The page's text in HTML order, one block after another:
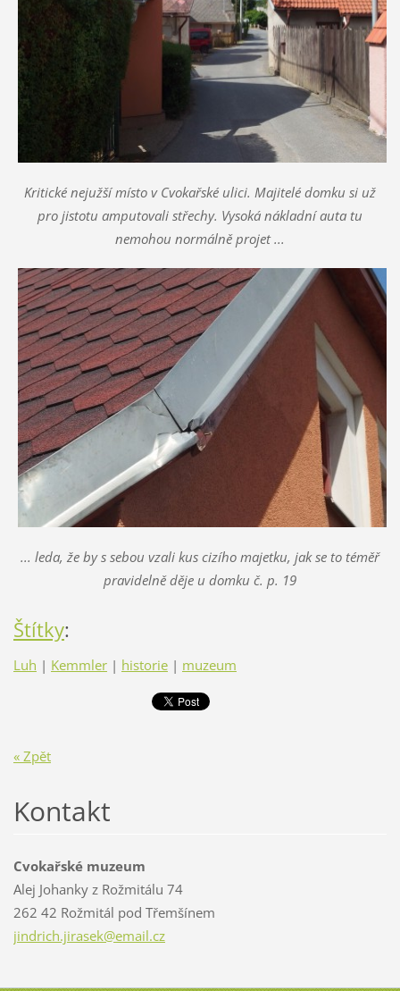
Kritické nejužší místo v Cvokařské ulici. Majitelé domku si už
pro jistotu amputovali střechy. Vysoká nákladní auta tu
nemohou normálně projet ...
... leda, že by s sebou vzali kus cizího majetku, jak se to téměř
pravidelně děje u domku č. p. 19
Štítky:
Luh | Kemmler | historie | muzeum
« Zpět
Kontakt
Cvokařské muzeum
Alej Johanky z Rožmitálu 74
262 42 Rožmitál pod Třemšínem
jindrich.jirasek@email.cz